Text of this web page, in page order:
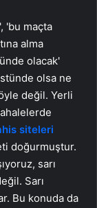
'bu maçta
alma
olacak'
olsa ne
değil. Yerli
siteleri
doğurmuştur.
sarı
Sarı
Bu konuda da